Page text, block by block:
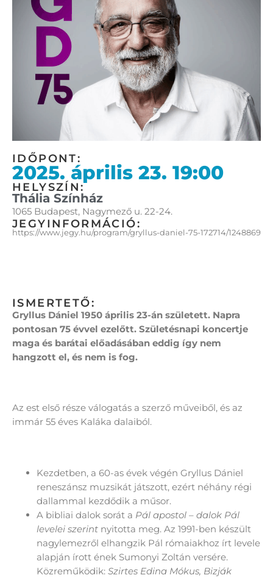
IDŐPONT:
2025. április 23. 19:00
HELYSZÍN:
Thália Színház
1065 Budapest, Nagymező u. 22-24.
JEGYINFORMÁCIÓ:
https://www.jegy.hu/program/gryllus-daniel-75-172714/1248869
ISMERTETŐ:
Gryllus Dániel 1950 április 23-án született. Napra
pontosan 75 évvel ezelőtt. Születésnapi koncertje
maga és barátai előadásában eddig így nem
hangzott el, és nem is fog.
Az est első része válogatás a szerző műveiből, és az
immár 55 éves Kaláka dalaiból.
Kezdetben, a 60-as évek végén Gryllus Dániel
reneszánsz muzsikát játszott, ezért néhány régi
dallammal kezdődik a műsor.
A bibliai dalok sorát a Pál apostol – dalok Pál
levelei szerint nyitotta meg. Az 1991-ben készült
nagylemezről elhangzik Pál rómaiakhoz írt levele
alapján írott ének Sumonyi Zoltán versére.
Közreműködik: Szirtes Edina Mókus, Bizják